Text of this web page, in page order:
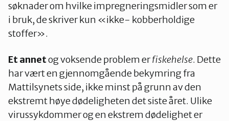
søknader om hvilke impregneringsmidler som er
i bruk, de skriver kun «ikke- kobberholdige
stoffer».
Et annetog voksende problem erfiskehelse. Dette
har vært en gjennomgående bekymring fra
Mattilsynets side, ikke minst på grunn av den
ekstremt høye dødeligheten det siste året. Ulike
virussykdommer og en ekstrem dødelighet er